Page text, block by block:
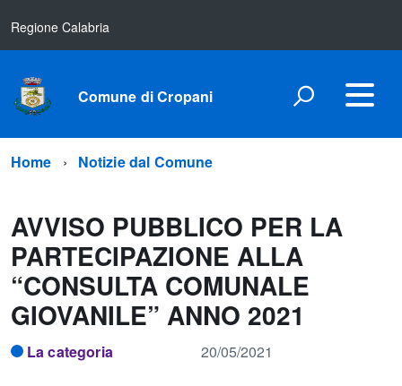
Regione Calabria
Comune di Cropani
Home Notizie dal Comune
AVVISO PUBBLICO PER LA
PARTECIPAZIONE ALLA
“CONSULTA COMUNALE
GIOVANILE” ANNO 2021
La categoria 20/05/2021